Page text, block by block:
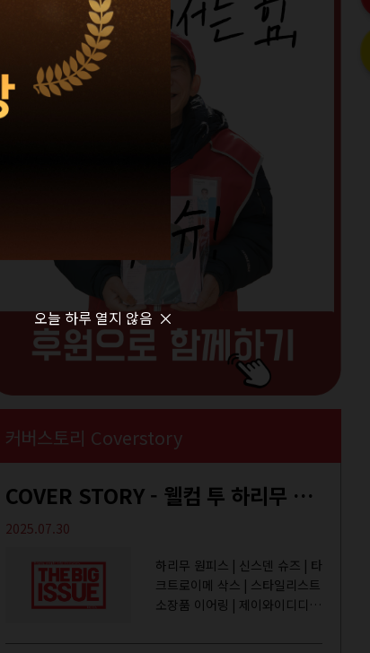
커버스토리 Coverstory
COVER STORY - 웰컴 투 하리무 월드
2025.07.30
하리무 원피스 | 신스덴 슈즈 | 타
크트로이메 삭스 | 스타일리스트
소장품 이어링 | 제이와이디디엠
오늘 하루 열지 않음